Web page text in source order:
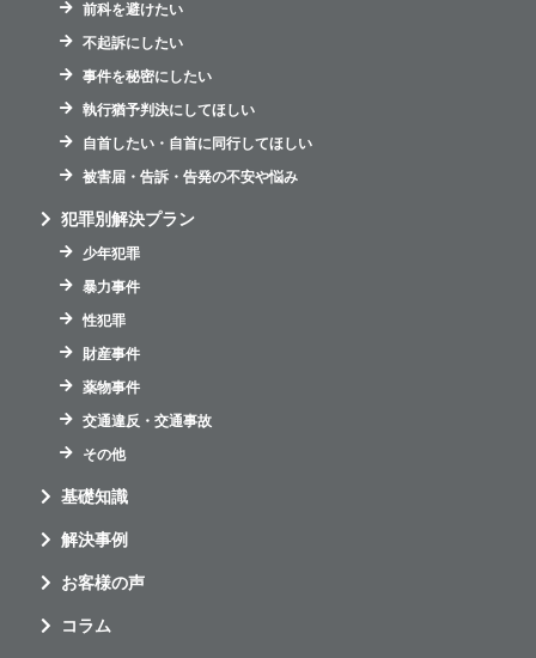
前科を避けたい
不起訴にしたい
事件を秘密にしたい
執行猶予判決にしてほしい
自首したい・自首に同行してほしい
被害届・告訴・告発の不安や悩み
犯罪別解決プラン
少年犯罪
暴力事件
性犯罪
財産事件
薬物事件
交通違反・交通事故
その他
基礎知識
解決事例
お客様の声
コラム